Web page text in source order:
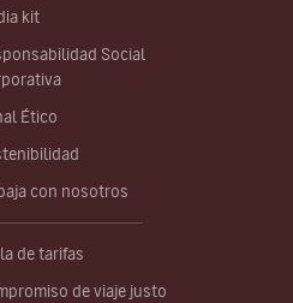
kit
Social
Ético
con nosotros
de tarifas
de viaje justo